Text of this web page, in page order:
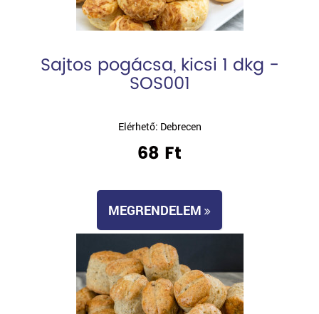
Sajtos pogácsa, kicsi 1 dkg -
SOS001
Elérhető: Debrecen
68 Ft
MEGRENDELEM